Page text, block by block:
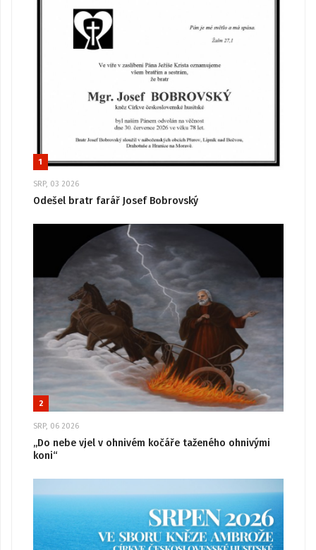
1
SRP, 03 2026
Odešel bratr farář Josef Bobrovský
2
SRP, 06 2026
„Do nebe vjel v ohnivém kočáře taženého ohnivými
koni“